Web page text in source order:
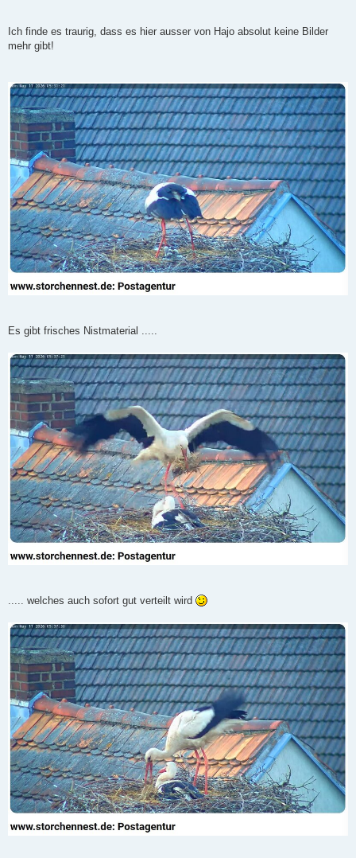
Ich finde es traurig, dass es hier ausser von Hajo absolut keine Bilder
mehr gibt!
Es gibt frisches Nistmaterial .....
..... welches auch sofort gut verteilt wird